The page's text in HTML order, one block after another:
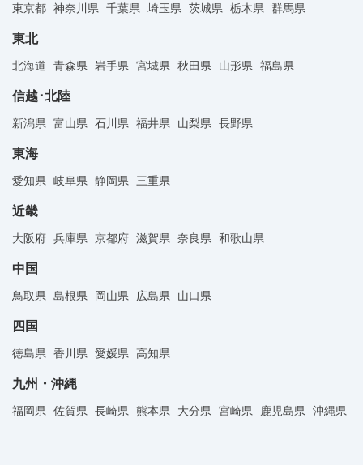
東京都 神奈川県 千葉県 埼玉県 茨城県 栃木県 群馬県
東北
北海道 青森県 岩手県 宮城県 秋田県 山形県 福島県
信越･北陸
新潟県 富山県 石川県 福井県 山梨県 長野県
東海
愛知県 岐阜県 静岡県 三重県
近畿
大阪府 兵庫県 京都府 滋賀県 奈良県 和歌山県
中国
鳥取県 島根県 岡山県 広島県 山口県
四国
徳島県 香川県 愛媛県 高知県
九州・沖縄
福岡県 佐賀県 長崎県 熊本県 大分県 宮崎県 鹿児島県 沖縄県